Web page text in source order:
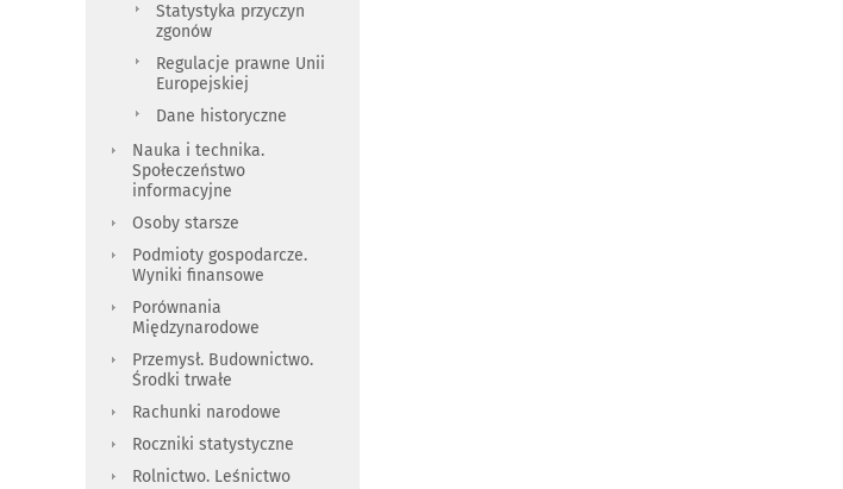
Statystyka przyczyn
zgonów
Regulacje prawne Unii
Europejskiej
Dane historyczne
Nauka i technika.
Społeczeństwo
informacyjne
Osoby starsze
Podmioty gospodarcze.
Wyniki finansowe
Porównania
Międzynarodowe
Przemysł. Budownictwo.
Środki trwałe
Rachunki narodowe
Roczniki statystyczne
Rolnictwo. Leśnictwo